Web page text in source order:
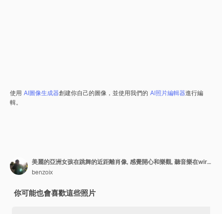
使用 AI圖像生成器創建你自己的圖像，並使用我們的 AI照片編輯器進行編
輯。
美麗的亞洲女孩在跳舞的近距離肖像, 感覺開心和樂觀, 聽音樂在wirele
benzoix
你可能也會喜歡這些照片